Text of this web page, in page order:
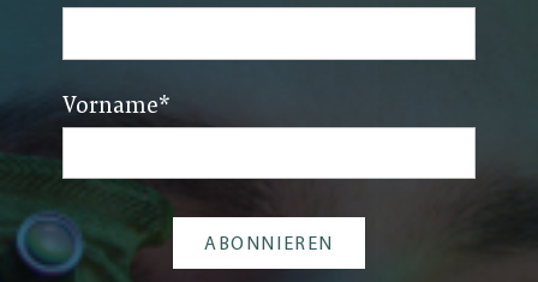
Vorname*